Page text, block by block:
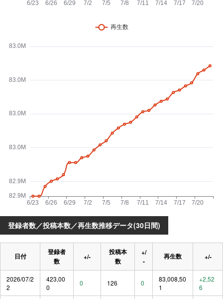
登録者数／投稿本数／再生数推移データ(30日間)
日付
登録者
数
+/-
投稿本
数
+/
-
再生数 +/-
2026/07/2
2
423,00
0
0 126 0
83,008,50
1
+2,52
6